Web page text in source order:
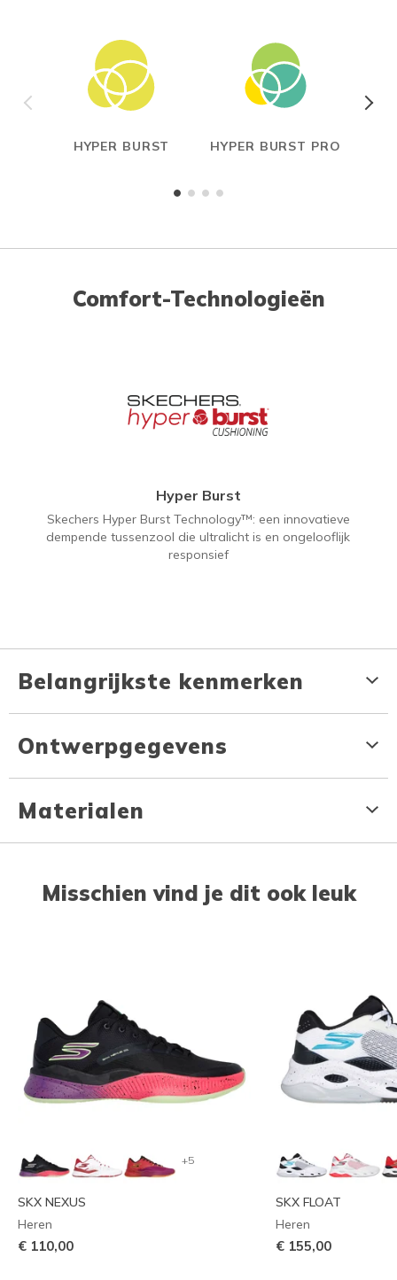
HYPER BURST HYPER BURST PRO
Comfort-Technologieën
Hyper Burst
Skechers Hyper Burst Technology™: een innovatieve
dempende tussenzool die ultralicht is en ongelooflijk
responsief
Belangrijkste kenmerken
Ontwerpgegevens
Materialen
Misschien vind je dit ook leuk
+5
SKX NEXUS
Heren
€ 110,00
SKX FLOAT
Heren
€ 155,00